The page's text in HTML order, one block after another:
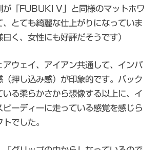
が「FUBUKI V」と同様のマットホワ
、とても綺麗な仕上がりになっていま
く、女性にも好評だそうです）
アウェイ、アイアン共通して、インパ
（押し込み感）が印象的です。バック
いる柔らかさから想像する以上に、イ
ピーディーに走っている感覚を感じら
でした。